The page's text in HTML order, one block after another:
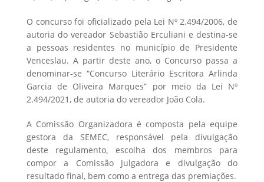
O concurso foi oficializado pela Lei Nº 2.494/2006, de
autoria do vereador Sebastião Erculiani e destina-se
a pessoas residentes no município de Presidente
Venceslau. A partir deste ano, o Concurso passa a
denominar-se “Concurso Literário Escritora Arlinda
Garcia de Oliveira Marques” por meio da Lei Nº
2.494/2021, de autoria do vereador João Cola.
A Comissão Organizadora é composta pela equipe
gestora da SEMEC, responsável pela divulgação
deste regulamento, escolha dos membros para
compor a Comissão Julgadora e divulgação do
resultado final, bem como a entrega das premiações.